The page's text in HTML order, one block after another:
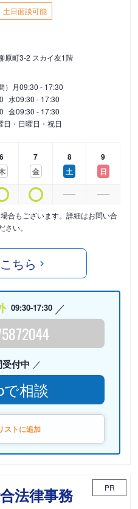
土日面談可能
原町3-2 スカイ友1階
） 月09:30 - 17:30
水09:30 - 17:30
金09:30 - 17:30
日・日曜日・祝日
6
7
金
8
土
9
日
合もございます。詳細はお問い合
さい。
ちら
09:30-17:30
付中
で相談
ストに追加
法律事務
PR